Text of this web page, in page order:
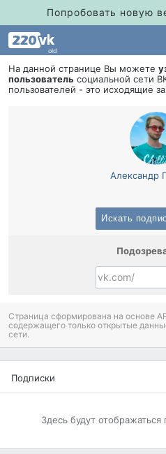
Попробовать новую
old
На данной странице Вы можете
пользователь социальной сети
пользователей - это исходящие
Александр
Искать
Страница сформирована на основе
содержащего только открытые
сети.
Подписки
Здесь будут отображаться